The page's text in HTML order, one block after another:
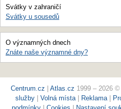
Svátky v zahraničí
Svátky u sousedů
O významných dnech
Znáte naše významné dny?
Centrum.cz Atlas.cz 1999 – 2026
služby
Volná místa| Reklama